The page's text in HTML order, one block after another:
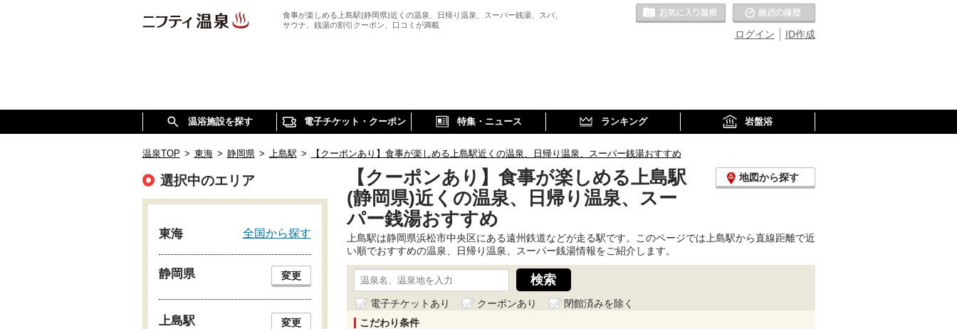
食事が楽しめる上島駅(静岡県)近くの温泉、日帰り温泉、スーパー銭湯、スパ、
サウナ、銭湯の割引クーポン、口コミが満載
ID作成
ログイン
お気に入りの温泉
温浴施設を探す 電子チケット・クーポン 特集・ニュース ランキング 岩盤浴
温泉TOP > 東海 > 静岡県 > 上島駅 > 【クーポンあり】食事が楽しめる上島駅近くの温泉、日帰り温泉、スーパー銭湯おすすめ
【クーポンあり】食事が楽しめる上島駅
(静岡県)近くの温泉、日帰り温泉、スー
パー銭湯おすすめ
地図から探す
上島駅は静岡県浜松市中央区にある遠州鉄道などが走る駅です。このページでは上島駅から直線距離で近
い順でおすすめの温泉、日帰り温泉、スーパー銭湯情報をご紹介します。
電子チケットあり クーポンあり
閉館済みを除く
こだわり条件
選択中のエリア
東海 全国から探す
静岡県 変更
上島駅 変更